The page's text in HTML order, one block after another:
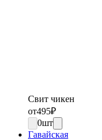
Свит чикен
от495₽
0шт
Гавайская